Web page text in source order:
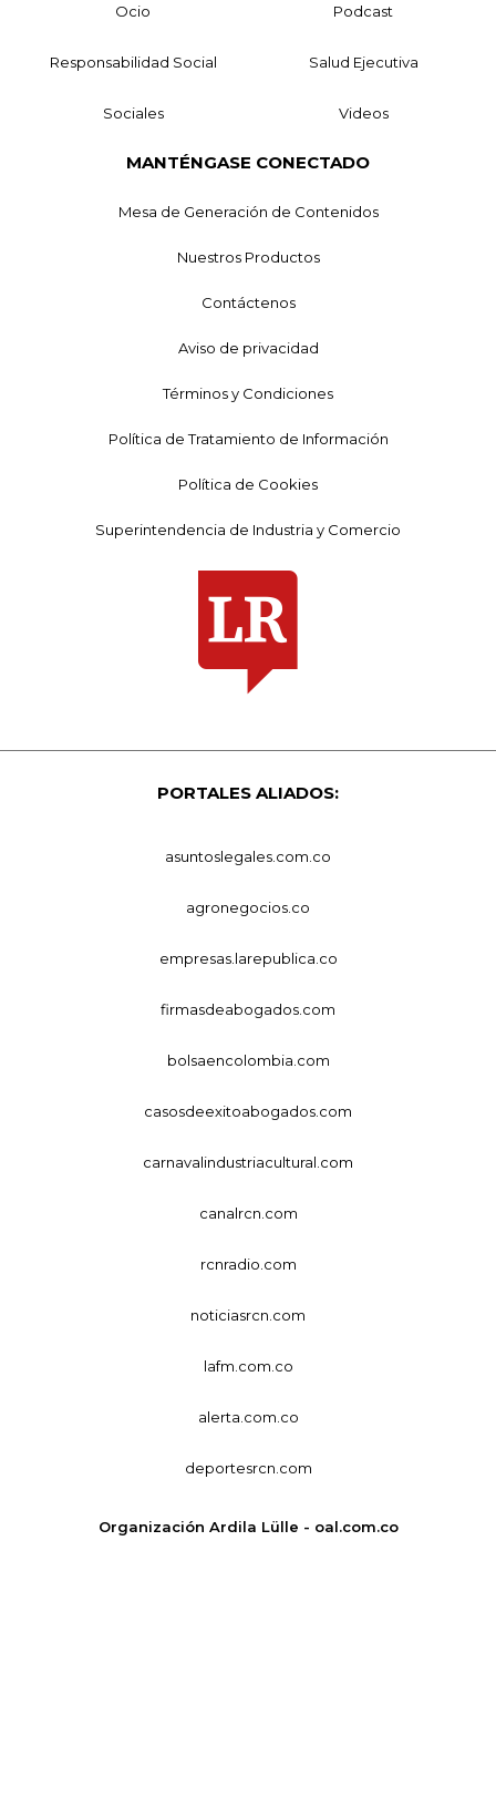
Ocio Podcast
Responsabilidad Social Salud Ejecutiva
Sociales Videos
MANTÉNGASE CONECTADO
Mesa de Generación de Contenidos
Nuestros Productos
Contáctenos
Aviso de privacidad
Términos y Condiciones
Política de Tratamiento de Información
Política de Cookies
Superintendencia de Industria y Comercio
PORTALES ALIADOS:
asuntoslegales.com.co
agronegocios.co
empresas.larepublica.co
firmasdeabogados.com
bolsaencolombia.com
casosdeexitoabogados.com
carnavalindustriacultural.com
canalrcn.com
rcnradio.com
noticiasrcn.com
lafm.com.co
alerta.com.co
deportesrcn.com
Organización Ardila Lülle - oal.com.co